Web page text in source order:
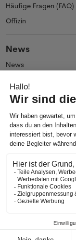
Häufige Fragen (FAQ)
Offizin
News
News
Über uns
Impressum
AGB
Allgemeine
Datenschutz